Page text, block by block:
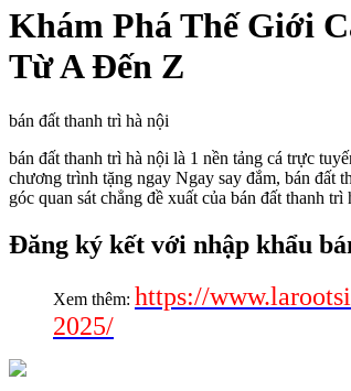
Khám Phá Thế Giới
Từ A Đến Z
bán đất thanh trì hà nội
bán đất thanh trì hà nội là 1 nền tảng cá trực
chương trình tặng ngay Ngay say đắm, bán đất
góc quan sát chẳng đề xuất của bán đất thanh
Đăng ký kết với nhập khẩu
Xem thêm: https://
2025/